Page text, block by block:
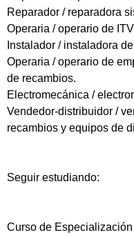
Reparador / reparadora
Operaria / operario de
Instalador / instaladora
Operaria / operario de
de recambios.
Electromecánica /
Vendedor-distribuidor /
recambios y equipos de
Seguir estudiando:
Curso de